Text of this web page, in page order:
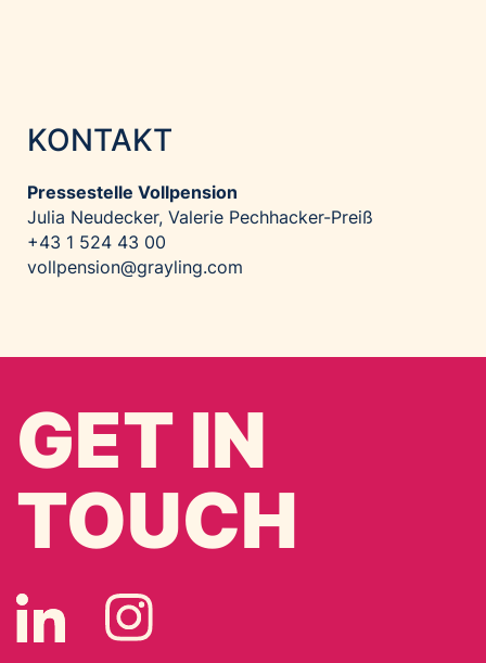
KONTAKT
Pressestelle Vollpension
Julia Neudecker, Valerie Pechhacker-Preiß
+43 1 524 43 00
vollpension@grayling.com
GET IN
TOUCH